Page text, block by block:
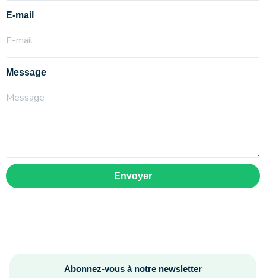
E-mail
Message
Envoyer
Abonnez-vous à notre newsletter